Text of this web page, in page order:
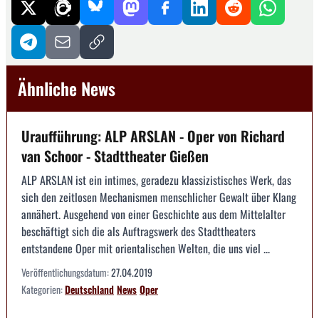
Ähnliche News
Uraufführung: ALP ARSLAN - Oper von Richard
van Schoor - Stadttheater Gießen
ALP ARSLAN ist ein intimes, geradezu klassizistisches Werk, das
sich den zeitlosen Mechanismen menschlicher Gewalt über Klang
annähert. Ausgehend von einer Geschichte aus dem Mittelalter
beschäftigt sich die als Auftragswerk des Stadttheaters
entstandene Oper mit orientalischen Welten, die uns viel ...
Veröffentlichungsdatum:27.04.2019
Kategorien:DeutschlandNewsOper